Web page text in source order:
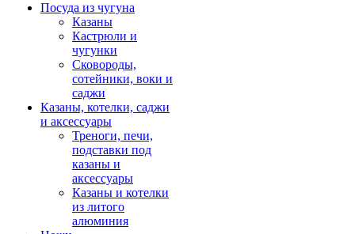
Посуда из чугуна
Казаны
Кастрюли и
чугунки
Сковороды,
сотейники, воки и
саджи
Казаны, котелки, саджи
и аксессуары
Треноги, печи,
подставки под
казаны и
аксессуары
Казаны и котелки
из литого
алюминия